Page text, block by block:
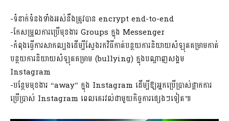
-ទំនាក់ទំនងទាំងអស់នឹងត្រូវបាន encrypt end-to-end
-កែសម្រួលការប្រើមុខងារ Groups ក្នុង Messenger
-កំពុងធ្វើការសាកល្បងដើម្បីស្វែងរកវិធីកាត់បន្ថយការនិយាយសំឡុតគម្រាម​កាត់
បន្ថយការនិយាយសំឡុតគម្រាម (bullying) ក្នុងបណ្ដាញសង្គម
Instagram
-បន្ថែមមុខងារ “away” ក្នុង Instagram ដើម្បីឱ្យអ្នកប្រើប្រាស់ផ្អាកការ
ប្រើប្រាស់ Instagram ពេលគេរវល់ជាមួយកិច្ចការផ្សេងៗទៀត៕